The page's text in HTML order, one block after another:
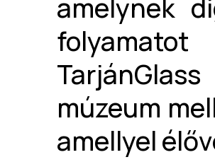
amelynek
múzeum
amellyel